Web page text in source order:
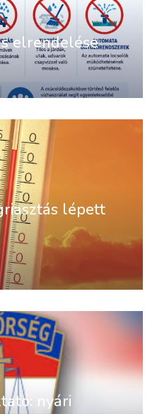
elrendelése
lépett
nyári